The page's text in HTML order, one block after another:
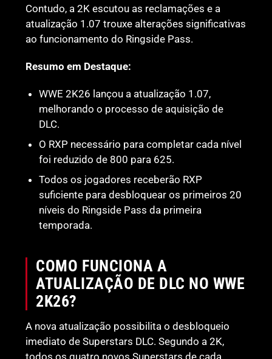
Contudo, a 2K escutou as reclamações e a
atualização 1.07 trouxe alterações significativas
ao funcionamento do Ringside Pass.
Resumo em Destaque:
WWE 2K26 lançou a atualização 1.07,
melhorando o processo de aquisição de
DLC.
O RXP necessário para completar cada nível
foi reduzido de 800 para 625.
Todos os jogadores receberão RXP
suficiente para desbloquear os primeiros 20
níveis do Ringside Pass da primeira
temporada.
COMO FUNCIONA A
ATUALIZAÇÃO DE DLC NO WWE
2K26?
A nova atualização possibilita o desbloqueio
imediato de Superstars DLC. Segundo a 2K,
todos os quatro novos Superstars de cada